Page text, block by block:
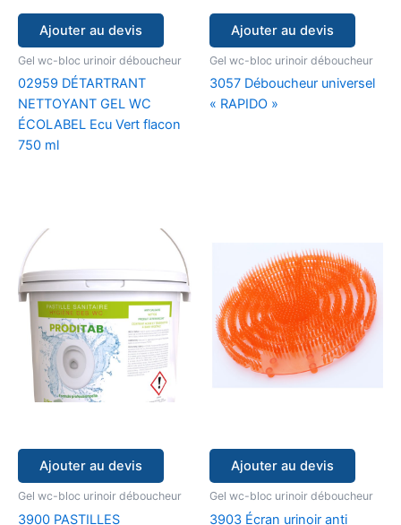
Ajouter au devis
Gel wc-bloc urinoir déboucheur
02959 DÉTARTRANT
NETTOYANT GEL WC
ÉCOLABEL Ecu Vert flacon
750 ml
Ajouter au devis
Gel wc-bloc urinoir déboucheur
3057 Déboucheur universel
« RAPIDO »
Ajouter au devis
Gel wc-bloc urinoir déboucheur
3900 PASTILLES
Ajouter au devis
Gel wc-bloc urinoir déboucheur
3903 Écran urinoir anti